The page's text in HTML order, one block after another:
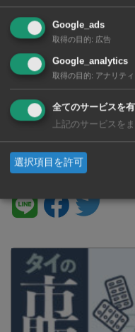
高齢女性を襲ったひったくり犯
猛反撃 素手で立ち向かった「
女傑」の勇姿が話題に
SNSで毎日ニュースを配
Google_ads
取得の目的: 広告
Google_analytics
取得の目的: アナリティ
全てのサービスを
上記のサービスを
選択項目を許可